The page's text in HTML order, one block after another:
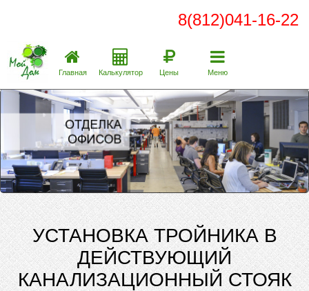
8(812)041-16-22
Главная Калькулятор Цены Меню
УСТАНОВКА ТРОЙНИКА В
ДЕЙСТВУЮЩИЙ
КАНАЛИЗАЦИОННЫЙ СТОЯК